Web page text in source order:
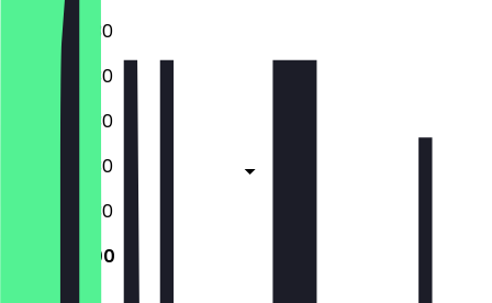
09:30 - 17:30
09:30 - 17:30
09:30 - 17:30
09:30 - 17:30
09:30 - 17:30
11:00 - 17:00